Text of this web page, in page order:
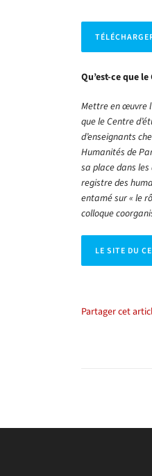
Qu’est-ce que le
Mettre en œuvre
que le Centre
d’enseignants
Humanités de
sa place dans
registre des
entamé sur « le
colloque
LE SITE DU
Partager cet